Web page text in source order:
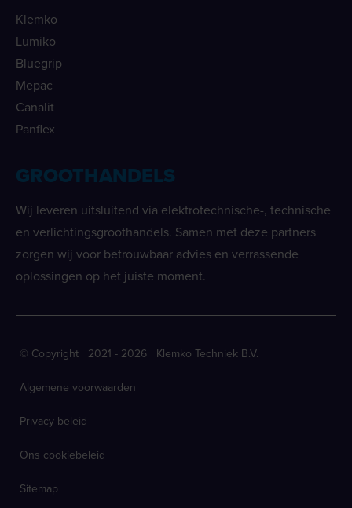
Klemko
Lumiko
Bluegrip
Mepac
Canalit
Panflex
GROOTHANDELS
Wij leveren uitsluitend via elektrotechnische-, technische
en verlichtingsgroothandels. Samen met deze partners
zorgen wij voor betrouwbaar advies en verrassende
oplossingen op het juiste moment.
© Copyright 2021 - 2026 Klemko Techniek B.V.
Algemene voorwaarden
Privacy beleid
Ons cookiebeleid
Sitemap